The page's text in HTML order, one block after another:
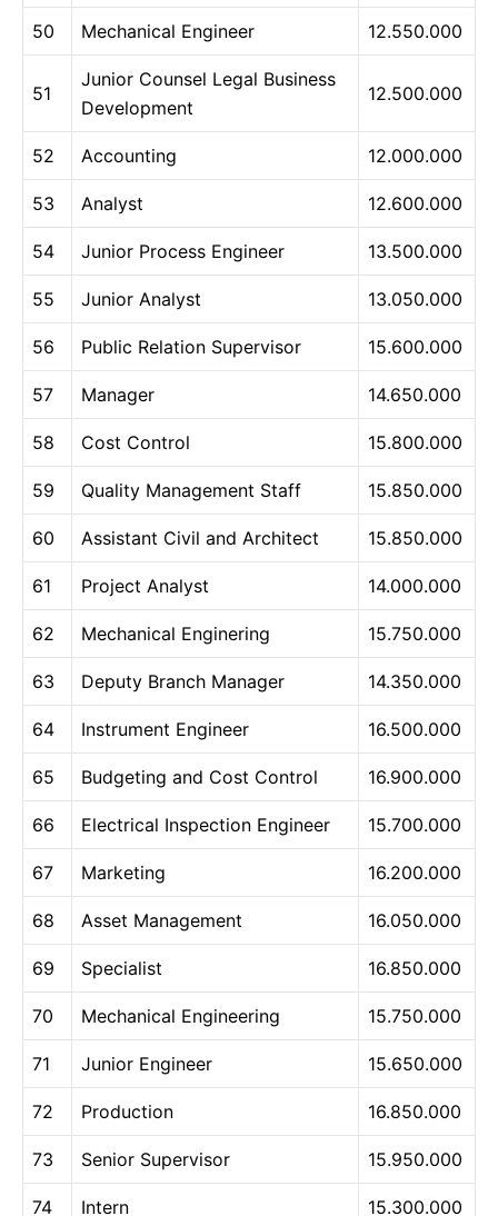
50 Mechanical Engineer 12.550.000
51
Junior Counsel Legal Business
Development
12.500.000
52 Accounting 12.000.000
53 Analyst 12.600.000
54 Junior Process Engineer 13.500.000
55 Junior Analyst 13.050.000
56 Public Relation Supervisor 15.600.000
57 Manager 14.650.000
58 Cost Control 15.800.000
59 Quality Management Staff 15.850.000
60 Assistant Civil and Architect 15.850.000
61 Project Analyst 14.000.000
62 Mechanical Enginering 15.750.000
63 Deputy Branch Manager 14.350.000
64 Instrument Engineer 16.500.000
65 Budgeting and Cost Control 16.900.000
66 Electrical Inspection Engineer 15.700.000
67 Marketing 16.200.000
68 Asset Management 16.050.000
69 Specialist 16.850.000
70 Mechanical Engineering 15.750.000
71 Junior Engineer 15.650.000
72 Production 16.850.000
73 Senior Supervisor 15.950.000
74 Intern 15.300.000